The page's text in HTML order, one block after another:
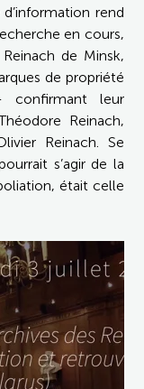
rend
en cours,
de Minsk,
de propriété
confirmant leur
Reinach,
Reinach. Se
s’agir de la
était celle